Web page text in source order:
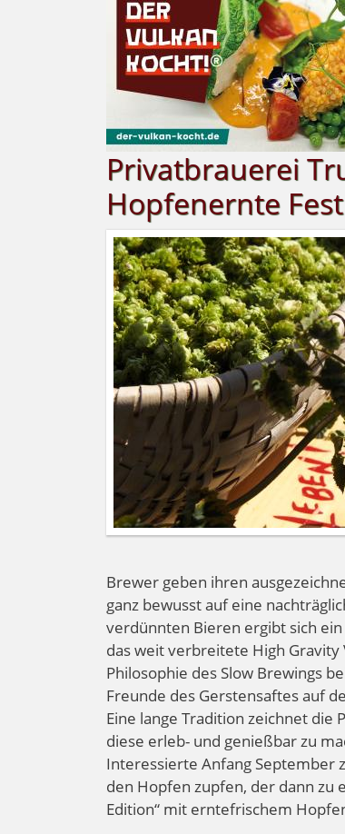
Privatbrauerei
Hopfenernte Fest
Brewer geben ihren
ganz bewusst auf eine
verdünnten Bieren ergibt sich
das weit verbreitete High Gravity
Philosophie des Slow Brewings
Freunde des Gerstensaftes auf
Eine lange Tradition zeichnet
diese erleb- und genießbar zu
Interessierte Anfang September
den Hopfen zupfen, der dann zu
Edition“ mit erntefrischem